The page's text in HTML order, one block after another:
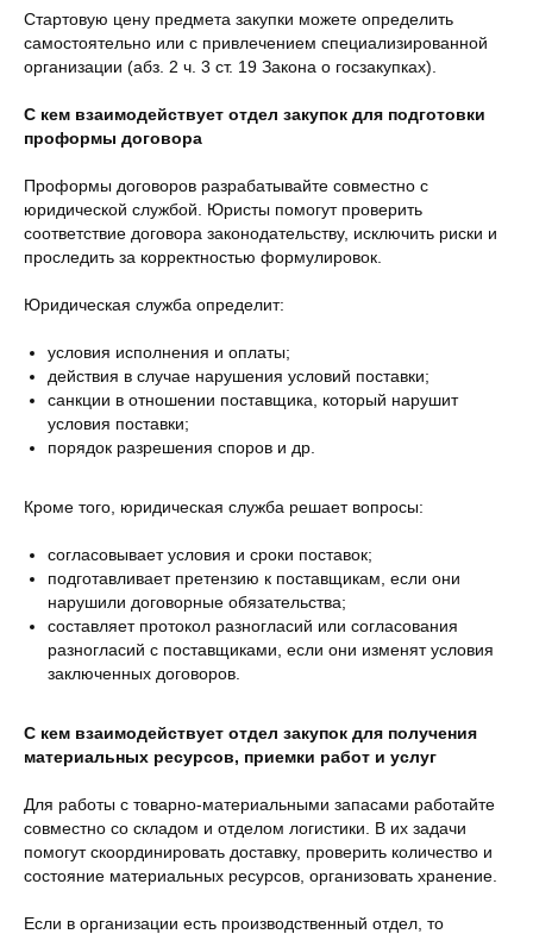
Стартовую цену предмета закупки можете определить
самостоятельно или с привлечением специализированной
организации (абз. 2 ч. 3 ст. 19 Закона о госзакупках).
С кем взаимодействует отдел закупок для подготовки
проформы договора
Проформы договоров разрабатывайте совместно с
юридической службой. Юристы помогут проверить
соответствие договора законодательству, исключить риски и
проследить за корректностью формулировок.
Юридическая служба определит:
условия исполнения и оплаты;
действия в случае нарушения условий поставки;
санкции в отношении поставщика, который нарушит
условия поставки;
порядок разрешения споров и др.
Кроме того, юридическая служба решает вопросы:
согласовывает условия и сроки поставок;
подготавливает претензию к поставщикам, если они
нарушили договорные обязательства;
составляет протокол разногласий или согласования
разногласий с поставщиками, если они изменят условия
заключенных договоров.
С кем взаимодействует отдел закупок для получения
материальных ресурсов, приемки работ и услуг
Для работы с товарно-материальными запасами работайте
совместно со складом и отделом логистики. В их задачи
помогут скоординировать доставку, проверить количество и
состояние материальных ресурсов, организовать хранение.
Если в организации есть производственный отдел, то